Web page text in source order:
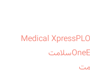
Medical Xpress
Oneسلامت